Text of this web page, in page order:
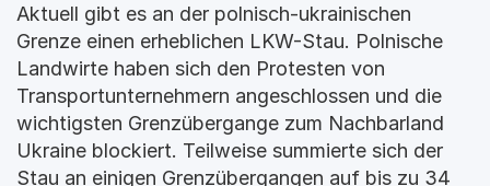
Aktuell gibt es an der polnisch-ukrainischen
Grenze einen erheblichen LKW-Stau. Polnische
Landwirte haben sich den Protesten von
Transportunternehmern angeschlossen und die
wichtigsten Grenzübergange zum Nachbarland
Ukraine blockiert. Teilweise summierte sich der
Stau an einigen Grenzübergangen auf bis zu 34